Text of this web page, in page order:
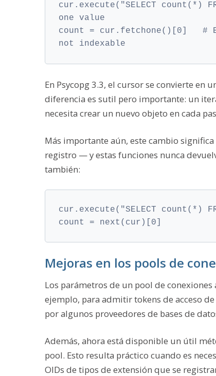
cur.execute("SELECT count(*)
one value
count = cur.fetchone()[0]
not indexable
En Psycopg 3.3, el cursor se convierte en
diferencia es sutil pero importante: un
necesita crear un nuevo objeto en cada
Más importante aún, este cambio
registro — y estas funciones nunca
también:
cur.execute("SELECT count(*)
count = next(cur)[0]
Mejoras en los pools de
Los parámetros de un pool de
ejemplo, para admitir tokens de acceso
por algunos proveedores de bases de
Además, ahora está disponible un útil
pool. Esto resulta práctico cuando es
OIDs de tipos de extensión que se